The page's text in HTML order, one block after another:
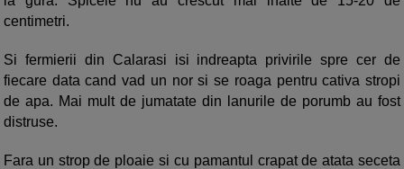
centimetri.
Si fermierii din Calarasi isi indreapta privirile spre cer de
fiecare data cand vad un nor si se roaga pentru cativa stropi
de apa. Mai mult de jumatate din lanurile de porumb au fost
distruse.
Fara un strop de ploaie si cu pamantul crapat de atata seceta